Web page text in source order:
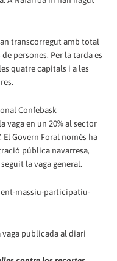
transcorregut amb total
persones. Per la tarda es
quatre capitals i a les
Confebask
vaga en un 20% al sector
El Govern Foral només ha
pública navarresa,
la vaga general.
massiu-participatiu-
publicada al diari